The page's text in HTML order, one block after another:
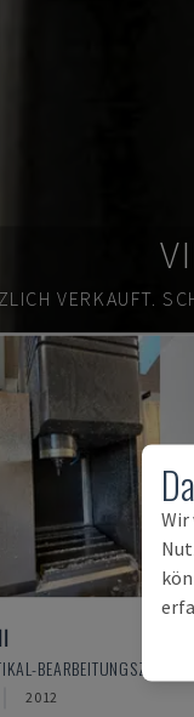
VERKAUFT.
BEARBEITUNGSZENTRUM
2012
Wir